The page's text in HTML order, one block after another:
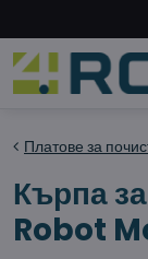
Платове за
Кърпа
Robot